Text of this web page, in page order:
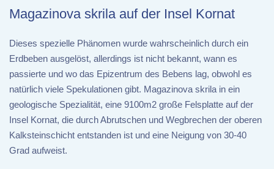
Magazinova skrila auf der Insel Kornat
Dieses spezielle Phänomen wurde wahrscheinlich durch ein
Erdbeben ausgelöst, allerdings ist nicht bekannt, wann es
passierte und wo das Epizentrum des Bebens lag, obwohl es
natürlich viele Spekulationen gibt. Magazinova skrila in ein
geologische Spezialität, eine 9100m2 große Felsplatte auf der
Insel Kornat, die durch Abrutschen und Wegbrechen der oberen
Kalksteinschicht entstanden ist und eine Neigung von 30-40
Grad aufweist.